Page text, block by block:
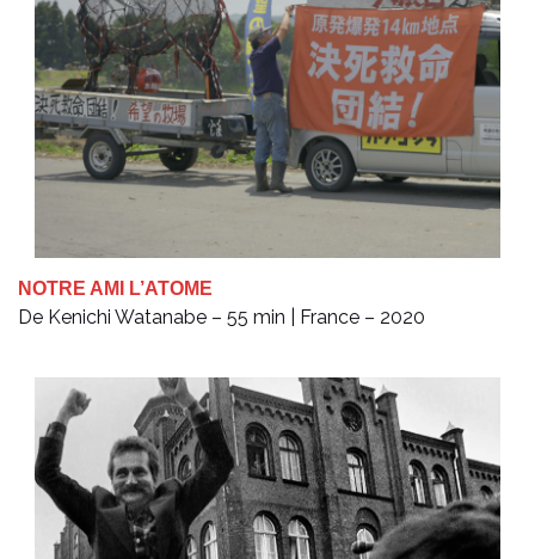
NOTRE AMI L’ATOME
De Kenichi Watanabe – 55 min | France – 2020